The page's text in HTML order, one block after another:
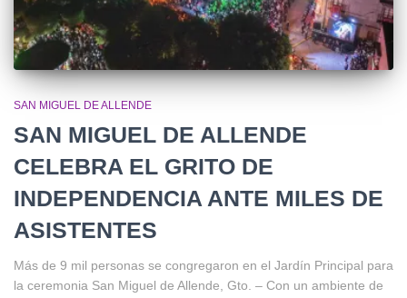
SAN MIGUEL DE ALLENDE
SAN MIGUEL DE ALLENDE
CELEBRA EL GRITO DE
INDEPENDENCIA ANTE MILES DE
ASISTENTES
Más de 9 mil personas se congregaron en el Jardín Principal para
la ceremonia San Miguel de Allende, Gto. – Con un ambiente de